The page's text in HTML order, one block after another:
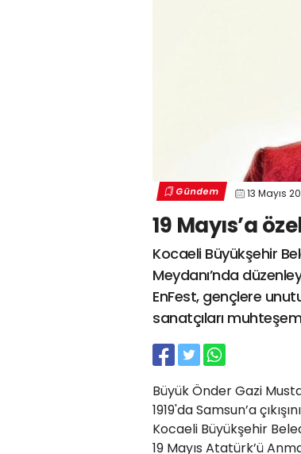
Gündem 13 Mayıs
19 Mayıs’a
Kocaeli Büyükşehir
Meydanı’nda
EnFest, gençlere
sanatçıları
Büyük Önder Gazi
1919'da Samsun’a
Kocaeli Büyükşehir
19 Mayıs Atatürk’ü